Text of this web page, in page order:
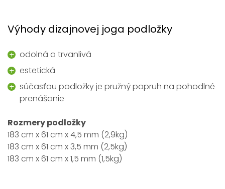
Výhody dizajnovej joga podložky
odolná a trvanlivá
estetická
súčasťou podložky je pružný popruh na pohodlné
prenášanie
Rozmery podložky
183 cm x 61 cm x 4,5 mm (2,9kg)
183 cm x 61 cm x 3,5 mm (2,5kg)
183 cm x 61 cm x 1,5 mm (1,5kg)